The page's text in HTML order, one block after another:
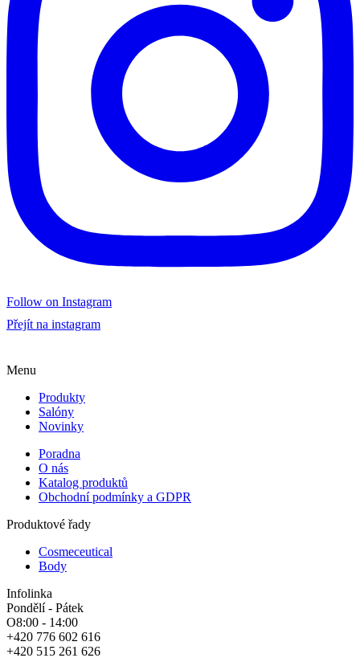
Follow on Instagram
Přejít na instagram
Menu
Produkty
Salóny
Novinky
Poradna
O nás
Katalog produktů
Obchodní podmínky a GDPR
Produktové řady
Cosmeceutical
Body
Infolinka
Pondělí - Pátek
O8:00 - 14:00
+420 776 602 616
+420 515 261 626